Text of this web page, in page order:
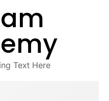
Text Here